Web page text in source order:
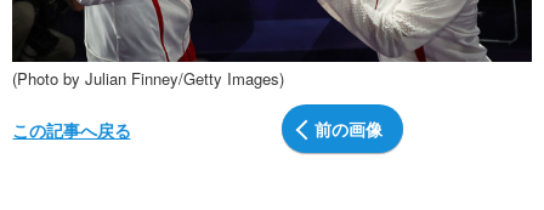
(Photo by Julian Finney/Getty Images)
前の画像
この記事へ戻る